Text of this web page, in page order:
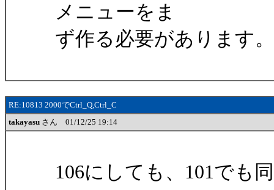
メニューをま
ず作る必要があります。
RE:10813 2000でCtrl_Q,Ctrl_C
takayasu さん 01/12/25 19:14
106にしても、101でも